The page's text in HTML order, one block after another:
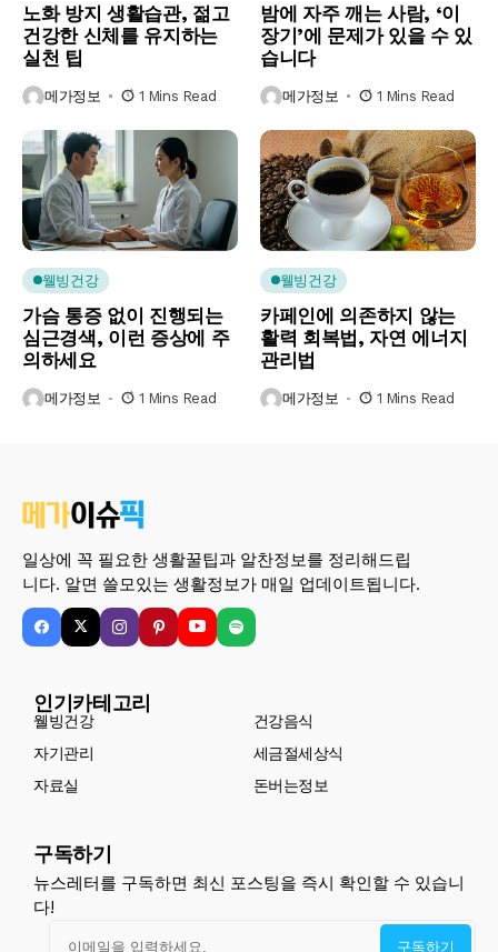
노화 방지 생활습관, 젊고
건강한 신체를 유지하는
실천 팁
메가정보 1 Mins Read
밤에 자주 깨는 사람, ‘이
장기’에 문제가 있을 수 있
습니다
메가정보 1 Mins Read
웰빙건강
가슴 통증 없이 진행되는
심근경색, 이런 증상에 주
의하세요
메가정보 1 Mins Read
웰빙건강
카페인에 의존하지 않는
활력 회복법, 자연 에너지
관리법
메가정보 1 Mins Read
일상에 꼭 필요한 생활꿀팁과 알찬정보를 정리해드립
니다. 알면 쓸모있는 생활정보가 매일 업데이트됩니다.
인기카테고리
웰빙건강
건강음식
자기관리
세금절세상식
자료실
돈버는정보
구독하기
뉴스레터를 구독하면 최신 포스팅을 즉시 확인할 수 있습니
다!